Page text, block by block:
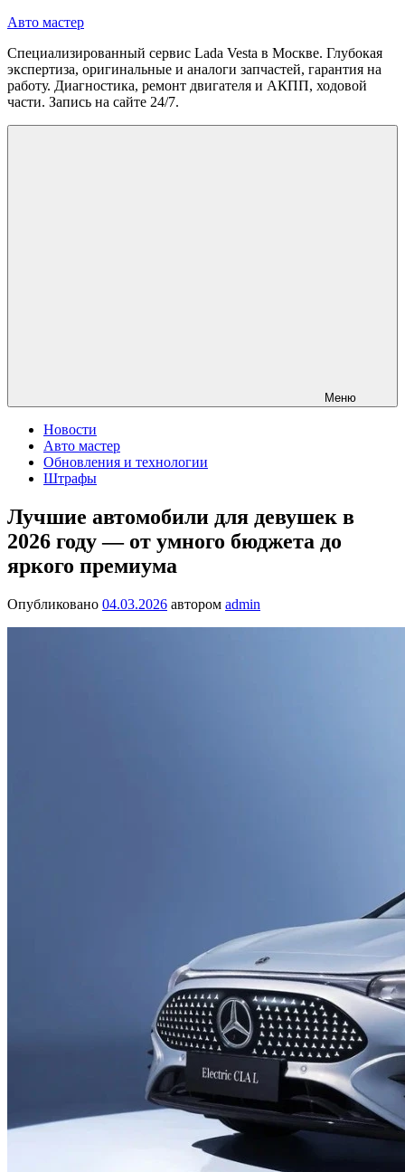
Перейти
содержимому
Авто мастер
Специализированный сервис Lada Vesta в Москве. Глубокая
экспертиза, оригинальные и аналоги запчастей, гарантия на
работу. Диагностика, ремонт двигателя и АКПП, ходовой
части. Запись на сайте 24/7.
Меню
Новости
Авто мастер
Обновления и технологии
Штрафы
Лучшие автомобили для девушек в
2026 году — от умного бюджета до
яркого премиума
Опубликовано 04.03.2026 автором admin